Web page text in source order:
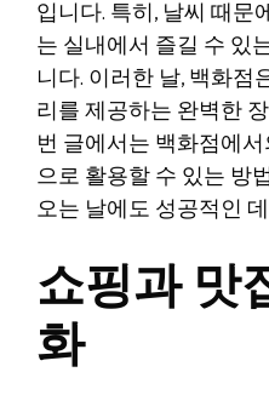
입니다. 특히, 날씨 때문
는 실내에서 즐길 수 있
니다. 이러한 날, 백화점
리를 제공하는 완벽한
번 글에서는 백화점에
으로 활용할 수 있는 방
오는 날에도 성공적인
쇼핑과 맛
화